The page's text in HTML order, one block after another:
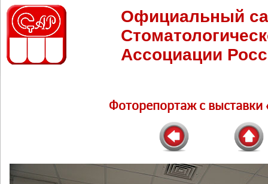
Официальный
Ассоциации
Фоторепортаж c выставки